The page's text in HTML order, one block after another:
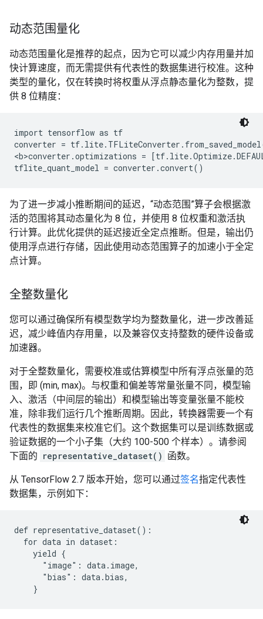
动态范围量化
动态范围量化是推荐的起点，因为它可以减少内存用量并加
快计算速度，而无需提供有代表性的数据集进行校准。这种
类型的量化，仅在转换时将权重从浮点静态量化为整数，提
供 8 位精度：
import tensorflow as tf
converter =
<b>converter.optimizations =
为了进一步减小推断期间的延迟，“动态范围”算子会根据激
活的范围将其动态量化为 8 位，并使用 8 位权重和激活执
行计算。此优化提供的延迟接近全定点推断。但是，输出仍
使用浮点进行存储，因此使用动态范围算子的加速小于全定
点计算。
全整数量化
您可以通过确保所有模型数学均为整数量化，进一步改善延
迟，减少峰值内存用量，以及兼容仅支持整数的硬件设备或
加速器。
对于全整数量化，需要校准或估算模型中所有浮点张量的范
围，即 (min, max)。与权重和偏差等常量张量不同，模型输
入、激活（中间层的输出）和模型输出等变量张量不能校
准，除非我们运行几个推断周期。因此，转换器需要一个有
代表性的数据集来校准它们。这个数据集可以是训练数据或
验证数据的一个小子集（大约 100-500 个样本）。请参阅
下面的 representative_dataset() 函数。
从 TensorFlow 2.7 版本开始，您可以通过签名指定代表性
数据集，示例如下：
def representative_dataset():
  for data in dataset:
    yield {
      "image": data.image,
      "bias": data.bias,